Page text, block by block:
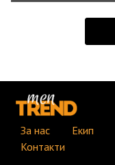
За нас Екип
Контакти